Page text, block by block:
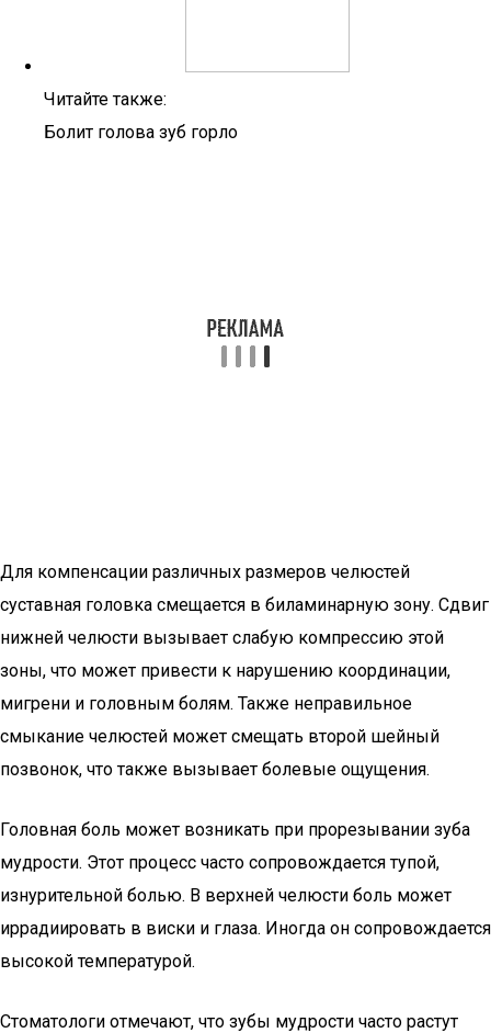
Читайте также:
Болит голова зуб горло
Для компенсации различных размеров челюстей
суставная головка смещается в биламинарную зону. Сдвиг
нижней челюсти вызывает слабую компрессию этой
зоны, что может привести к нарушению координации,
мигрени и головным болям. Также неправильное
смыкание челюстей может смещать второй шейный
позвонок, что также вызывает болевые ощущения.
Головная боль может возникать при прорезывании зуба
мудрости. Этот процесс часто сопровождается тупой,
изнурительной болью. В верхней челюсти боль может
иррадиировать в виски и глаза. Иногда он сопровождается
высокой температурой.
Стоматологи отмечают, что зубы мудрости часто растут